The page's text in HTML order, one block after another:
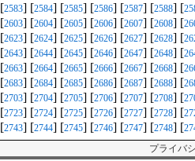
[2583] [2584] [2585] [2586] [2587] [2588] [
[2603] [2604] [2605] [2606] [2607] [2608] [
[2623] [2624] [2625] [2626] [2627] [2628] [
[2643] [2644] [2645] [2646] [2647] [2648] [
[2663] [2664] [2665] [2666] [2667] [2668] [
[2683] [2684] [2685] [2686] [2687] [2688] [
[2703] [2704] [2705] [2706] [2707] [2708] [
[2723] [2724] [2725] [2726] [2727] [2728] [
[2743] [2744] [2745] [2746] [2747] [2748] [
プライバ